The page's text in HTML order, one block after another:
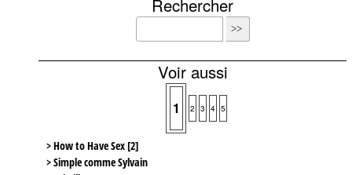
Rechercher
Voir aussi
1 2 3 4 5
> How to Have Sex [2]
> Simple comme Sylvain